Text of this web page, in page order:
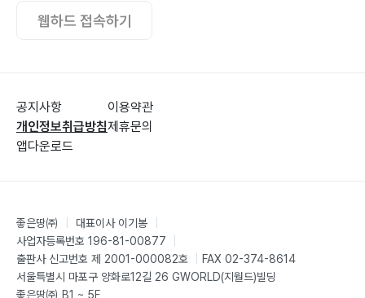
전체 대상자의 임상 결과(31명, 인바디 데이터 기준) 192
추천도서 및 참고문헌?196
웹하드 접속하기
공지사항
개인정보취급방침
앱다운로드
이용약관
제휴문의
좋은땅㈜ 대표이사 이기봉
사업자등록번호 196-81-00877
출판사 신고번호 제 2001-000082호
FAX 02-374-8614
서울특별시 마포구 양화로12길 26 GWORLD(지월드)빌딩
좋은땅㈜ B1 ~ 5F